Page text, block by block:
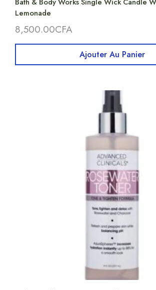
Lemonade
8,500.00CFA
Ajouter Au Panier